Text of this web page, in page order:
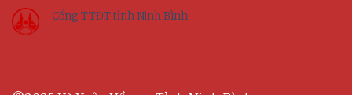
Cổng TTĐT tỉnh Ninh Bình